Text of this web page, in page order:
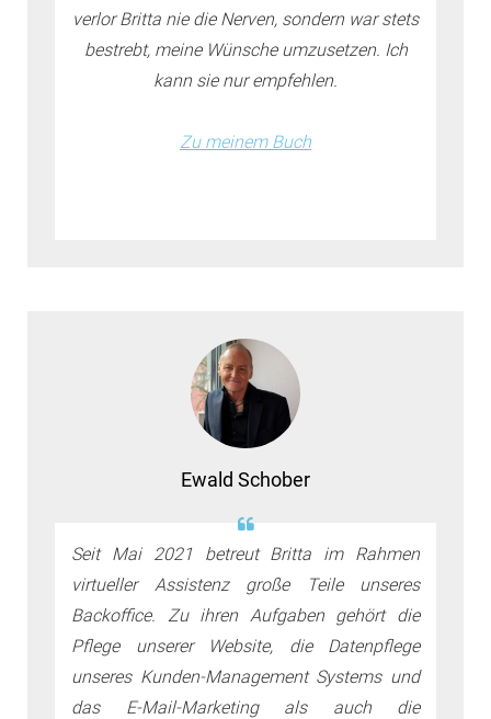
verlor Britta nie die Nerven, sondern war stets
bestrebt, meine Wünsche umzusetzen. Ich
kann sie nur empfehlen.
Zu meinem Buch
Ewald Schober
Seit Mai 2021 betreut Britta im Rahmen
virtueller Assistenz große Teile unseres
Backoffice. Zu ihren Aufgaben gehört die
Pflege unserer Website, die Datenpflege
unseres Kunden-Management Systems und
das E-Mail-Marketing als auch die